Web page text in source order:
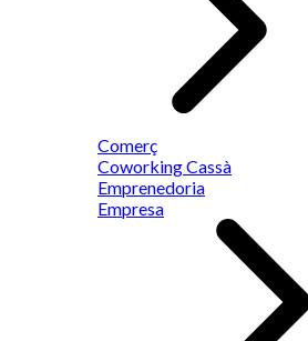
Comerç
Coworking Cassà
Emprenedoria
Empresa